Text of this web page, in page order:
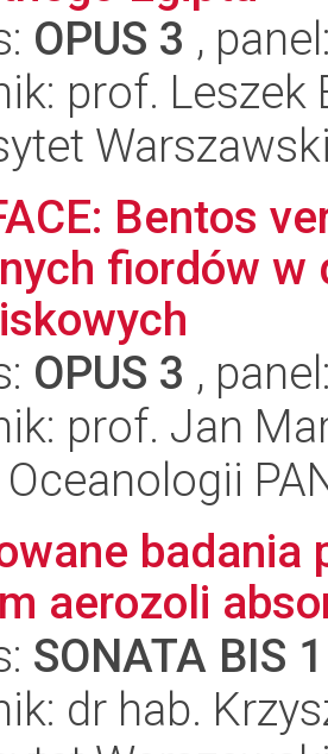
OPUS 3 ,
prof. Leszek
Bentos
fiordów w
OPUS 3 ,
prof. Jan
badania
aerozoli
SONATA BIS 1
dr hab.